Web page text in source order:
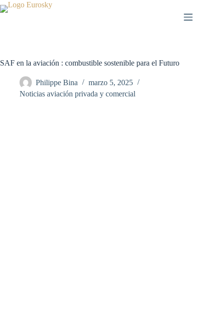
Saltar
al
SAF en la aviación : combustible sostenible para el Futuro
Philippe Bina
marzo 5, 2025
Noticias aviación privada y comercial